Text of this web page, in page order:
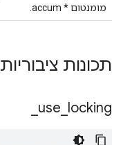
מומנטום * accum.
תכונות ציבוריות
use locking